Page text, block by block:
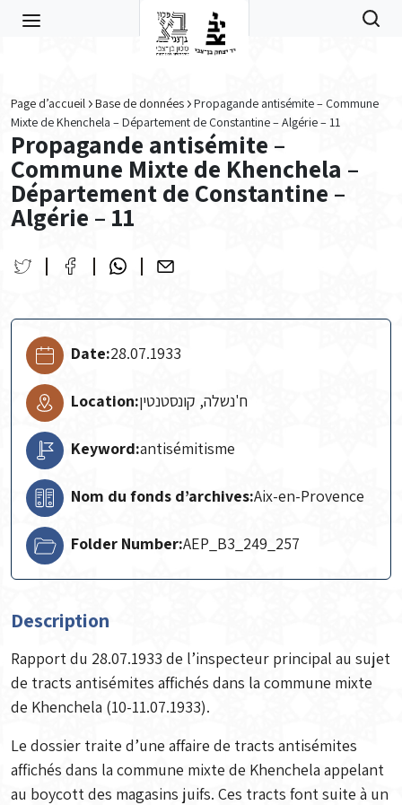
Page d’accueil Base de données
Propagande antisémite – Commune
Mixte de Khenchela – Département de Constantine – Algérie – 11
Propagande antisémite –
Commune Mixte de Khenchela –
Département de Constantine –
Algérie – 11
Date:28.07.1933
Location:ח'נשלה, קונסטנטין
Keyword:antisémitisme
Nom du fonds d’archives:Aix-en-Provence
Folder Number:AEP_B3_249_257
Description
Rapport du 28.07.1933 de l’inspecteur principal au sujet
de tracts antisémites affichés dans la commune mixte
de Khenchela (10-11.07.1933).
Le dossier traite d’une affaire de tracts antisémites
affichés dans la commune mixte de Khenchela appelant
au boycott des magasins juifs. Ces tracts font suite à un